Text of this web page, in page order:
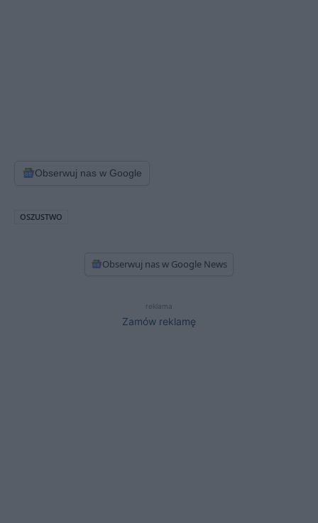
Obserwuj nas w Google
OSZUSTWO
Obserwuj nas w Google News
reklama
Zamów reklamę